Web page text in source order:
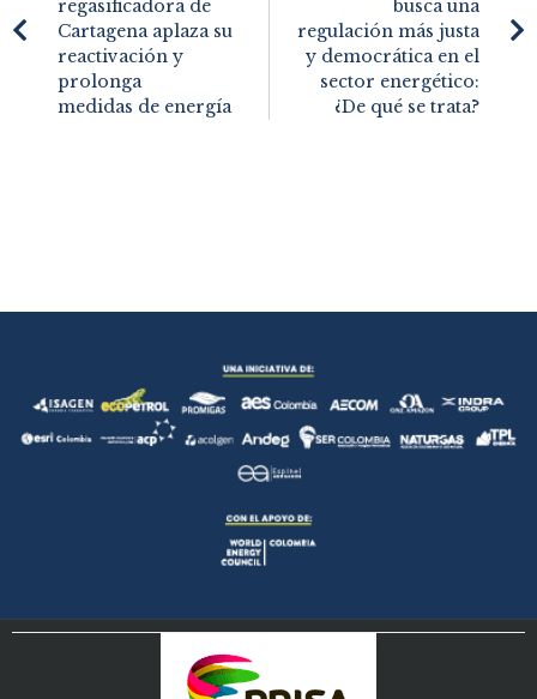
regasificadora de
Cartagena aplaza su
reactivación y
prolonga
medidas de energía
busca una
regulación más justa
y democrática en el
sector energético:
¿De qué se trata?